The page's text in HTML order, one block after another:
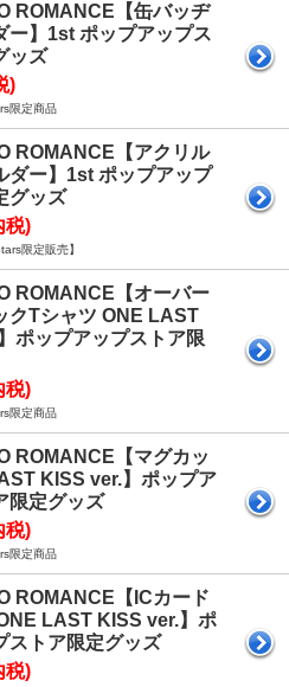
ROMANCE【缶バッヂ
ー】1st ポップアップス
ッズ
)
限定商品
ROMANCE【アクリル
ダー】1st ポップアップ
グッズ
税)
限定販売】
ROMANCE【オーバー
クTシャツ ONE LAST
ポップアップストア限
税)
限定商品
ROMANCE【マグカッ
KISS ver.】ポップア
限定グッズ
税)
限定商品
ROMANCE【ICカード
LAST KISS ver.】ポ
ストア限定グッズ
税)